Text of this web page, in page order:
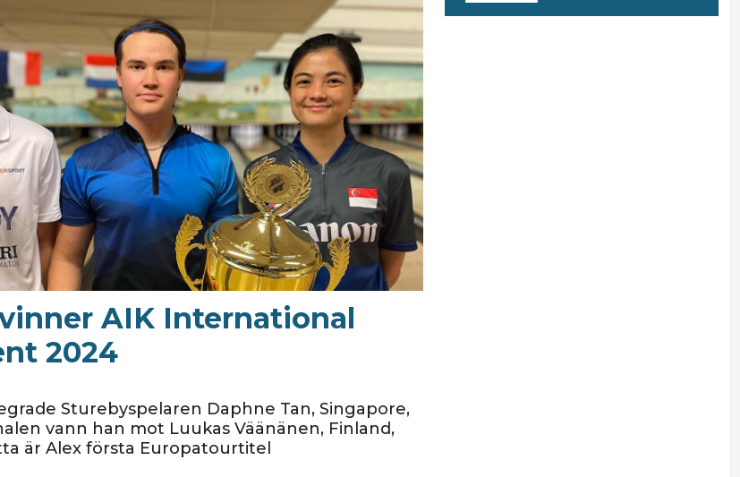
AIK International
2024
Sturebyspelaren Daphne Tan, Singapore,
vann han mot Luukas Väänänen, Finland,
är Alex första Europatourtitel